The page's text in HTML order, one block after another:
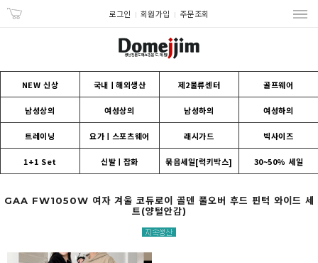
로그인 회원가입 주문조회
NEW 신상 국내ㅣ해외생산 제2물류센터 골프웨어
남성상의 여성상의 남성하의 여성하의
트레이닝 요가ㅣ스포츠웨어 래시가드 빅사이즈
1+1 Set 신발ㅣ잡화 묶음세일[럭키박스] 30~50% 세일
GAA FW1050W 여자 겨울 코듀로이 골덴 풀오버 후드 핀턱 와이드 세
트(양털안감)